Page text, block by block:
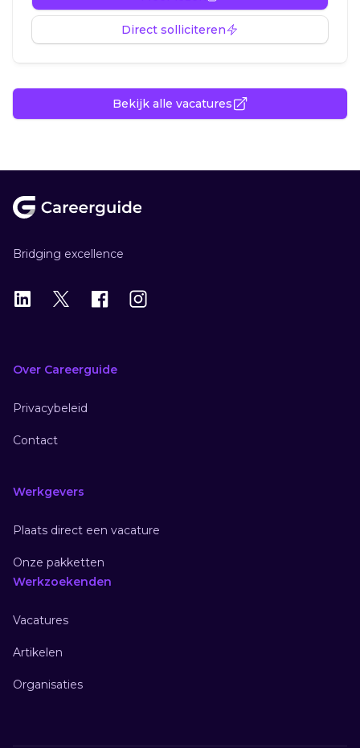
Direct solliciteren
Bekijk alle vacatures
Bridging excellence
LinkedIn
X Instagram
Over Careerguide
Privacybeleid
Contact
Werkgevers
Plaats direct een vacature
Onze pakketten
Werkzoekenden
Vacatures
Artikelen
Organisaties